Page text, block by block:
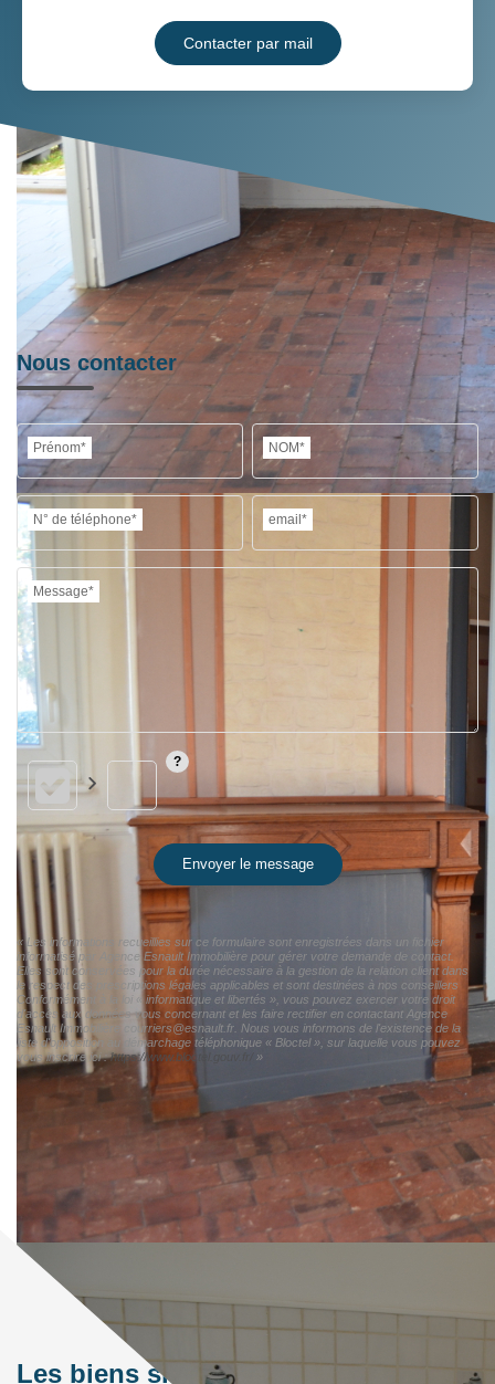
Contacter par mail
Nous contacter
Prénom* NOM*
N° de téléphone* email*
Message*
Envoyer le message
« Les informations recueillies sur ce formulaire sont enregistrées dans un fichier
informatisé par Agence Esnault Immobilière pour gérer votre demande de contact.
Elles sont conservées pour la durée nécessaire à la gestion de la relation client dans
le respect des prescriptions légales applicables et sont destinées à nos conseillers
Conformément à la loi « informatique et libertés », vous pouvez exercer votre droit
d'accès aux données vous concernant et les faire rectifier en contactant Agence
Esnault Immobilière courriers@esnault.fr. Nous vous informons de l'existence de la
liste d'opposition au démarchage téléphonique « Bloctel », sur laquelle vous pouvez
vous inscrire ici :https://www.bloctel.gouv.fr/ »
Les biens similaires